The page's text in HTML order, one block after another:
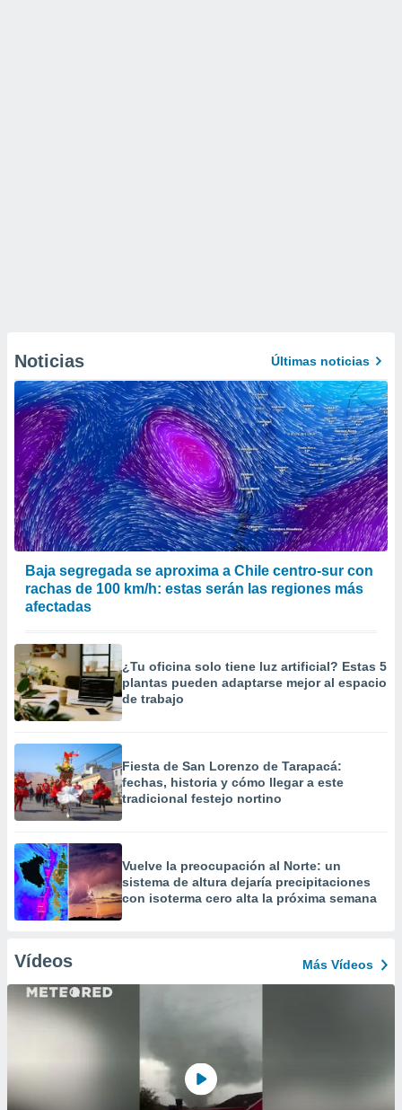
Noticias Últimas noticias
Baja segregada se aproxima a Chile centro-sur con
rachas de 100 km/h: estas serán las regiones más
afectadas
¿Tu oficina solo tiene luz artificial? Estas 5
plantas pueden adaptarse mejor al espacio
de trabajo
Fiesta de San Lorenzo de Tarapacá:
fechas, historia y cómo llegar a este
tradicional festejo nortino
Vuelve la preocupación al Norte: un
sistema de altura dejaría precipitaciones
con isoterma cero alta la próxima semana
Vídeos Más Vídeos